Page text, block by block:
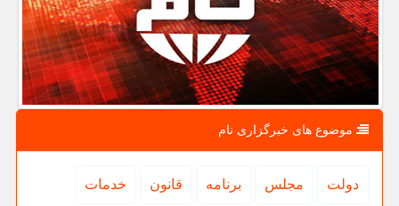
موضوع های خبرگزاری نام
دولت مجلس برنامه قانون خدمات